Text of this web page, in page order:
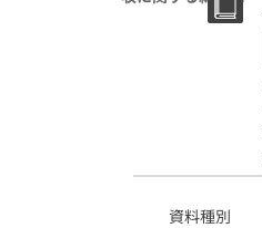
討業務報告書 令
資料種別